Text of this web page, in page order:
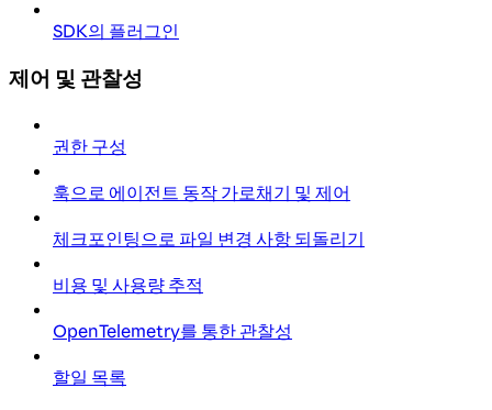
SDK의 플러그인
제어 및 관찰성
권한 구성
훅으로 에이전트 동작 가로채기 및 제어
체크포인팅으로 파일 변경 사항 되돌리기
비용 및 사용량 추적
OpenTelemetry를 통한 관찰성
할일 목록